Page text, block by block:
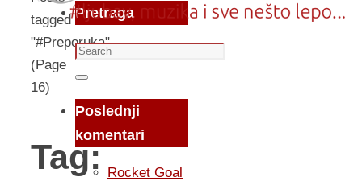
tagged
"#Preporuka"
(Page
16)
Tag:
Pretraga
Search
for:
Search
Poslednji
komentari
Rocket Goal